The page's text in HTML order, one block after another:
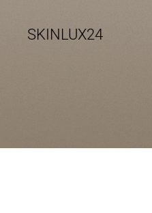
SKINLUX24